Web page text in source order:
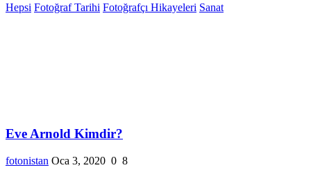
Hepsi Fotoğraf Tarihi Fotoğrafçı Hikayeleri Sanat
Eve Arnold Kimdir?
fotonistan Oca 3, 2020 0 8